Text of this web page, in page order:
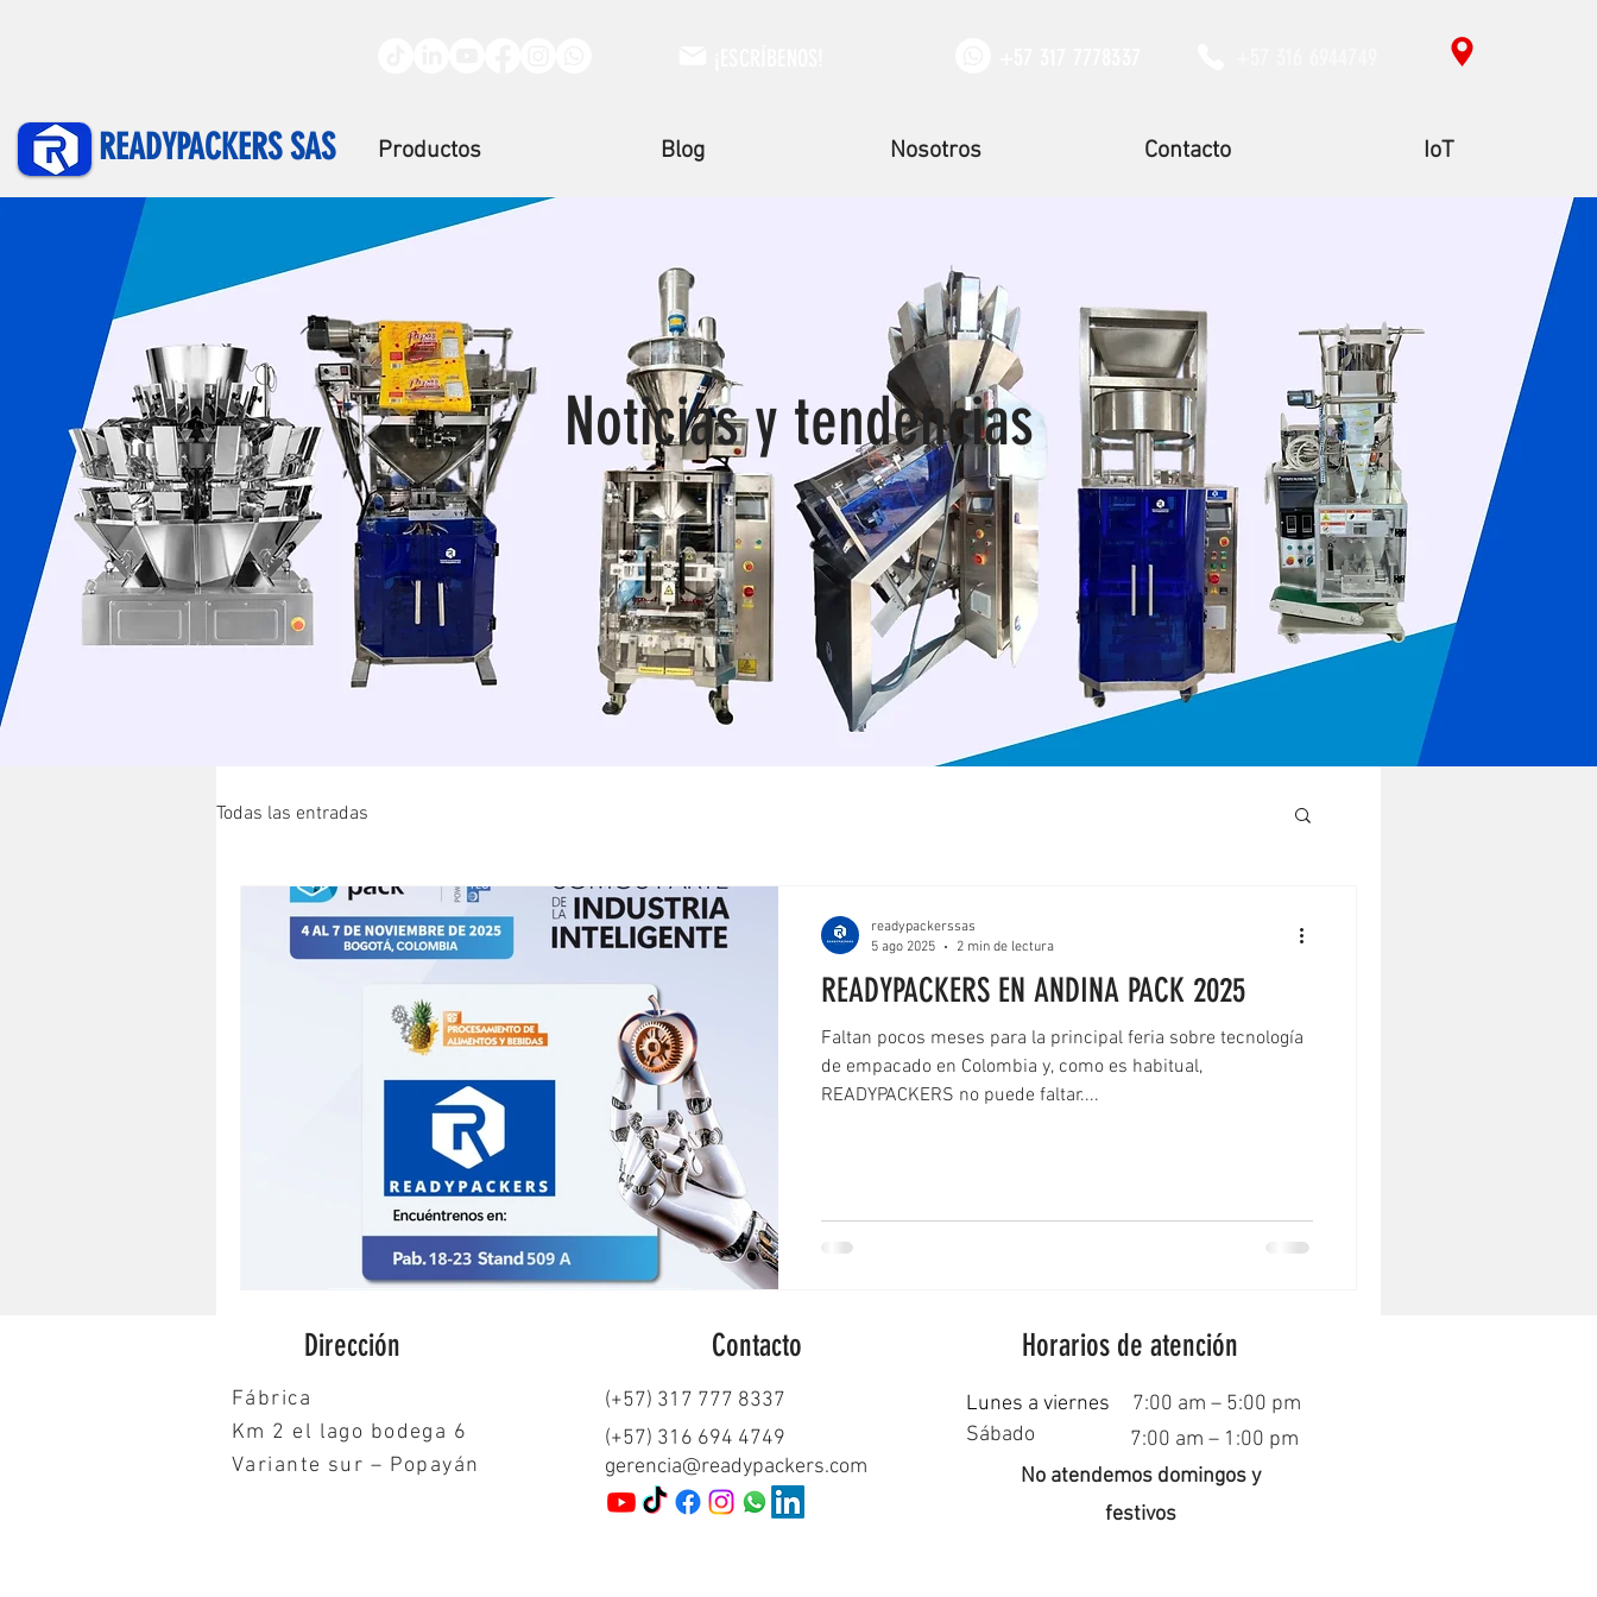
READYPACKERS SAS Productos Blog Nosotros Contacto IoT
Noticias y tendencias
Todas las entradas
READYPACKERS EN ANDINA PACK 2025
Faltan pocos meses para la principal feria sobre tecnología
de empacado en Colombia y, como es habitual,
READYPACKERS no puede faltar....
readypackerssas
5 ago 2025
2 min de lectura
Dirección
Fábrica
Km 2 el lago bodega 6
Variante sur – Popayán
Contacto
(+57) 317 777 8337
(+57) 316 694 4749
gerencia@readypackers.com
Horarios de atención
Lunes a viernes
7:00 am – 5:00 pm
Sábado
7:00 am – 1:00 pm
No atendemos domingos y
festivos